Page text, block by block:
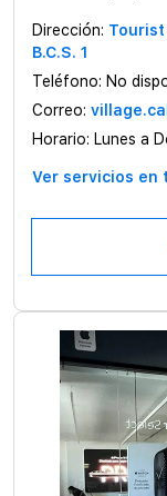
Dirección: Tourist
B.C.S. 1
Teléfono: No
Correo:
Horario: Lunes a
Ver servicios en